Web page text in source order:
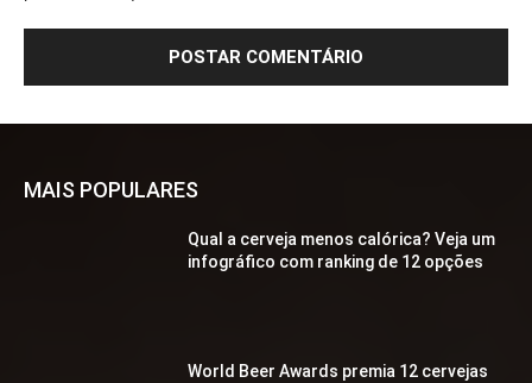
MAIS POPULARES
Qual a cerveja menos calórica? Veja um
infográfico com ranking de 12 opções
World Beer Awards premia 12 cervejas